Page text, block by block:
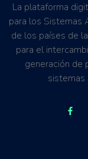
La plataforma
para los Sistemas
de los países de
para el
generación de
sistemas